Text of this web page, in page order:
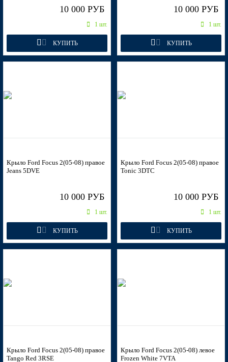
7121 - SCREAMING YELLOW (СОЛИД)
7121 - SCREAMING YELLOW (СОЛИД)
7121 - SCREAMING YELLOW (СОЛИД)
7SQE, 7SQEWWA - MARMALADE
7SQE, 7SQEWWA - MARMALADE
10 000 РУБ
1 шт.
КУПИТЬ
10 000 РУБ
1 шт.
КУПИТЬ
Крыло Ford Focus 2(05-08) правое
Jeans 5DVE
10 000 РУБ
1 шт.
КУПИТЬ
Крыло Ford Focus 2(05-08) правое
Tonic 3DTC
10 000 РУБ
1 шт.
КУПИТЬ
Крыло Ford Focus 2(05-08) правое
Tango Red 3RSE
Крыло Ford Focus 2(05-08) левое
Frozen White 7VTA